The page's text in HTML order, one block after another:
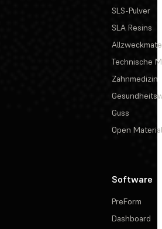
SLS-Pulver
SLA Resins
Technische
Zahnmedizin
Guss
Open
Software
PreForm
Dashboard